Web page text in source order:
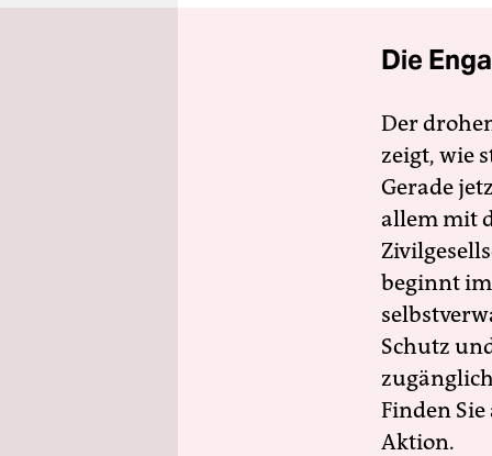
Die
Der
zeigt, wie
Gerade
allem mit
beginnt
Schutz
Finden
Aktion.